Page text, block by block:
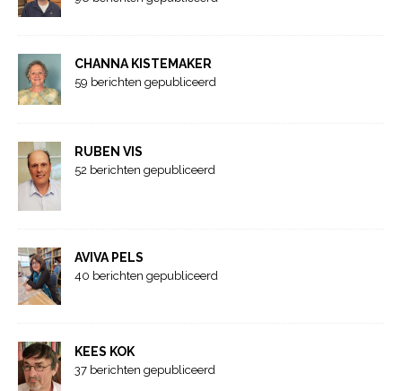
CHANNA KISTEMAKER
59 berichten gepubliceerd
RUBEN VIS
52 berichten gepubliceerd
AVIVA PELS
40 berichten gepubliceerd
KEES KOK
37 berichten gepubliceerd